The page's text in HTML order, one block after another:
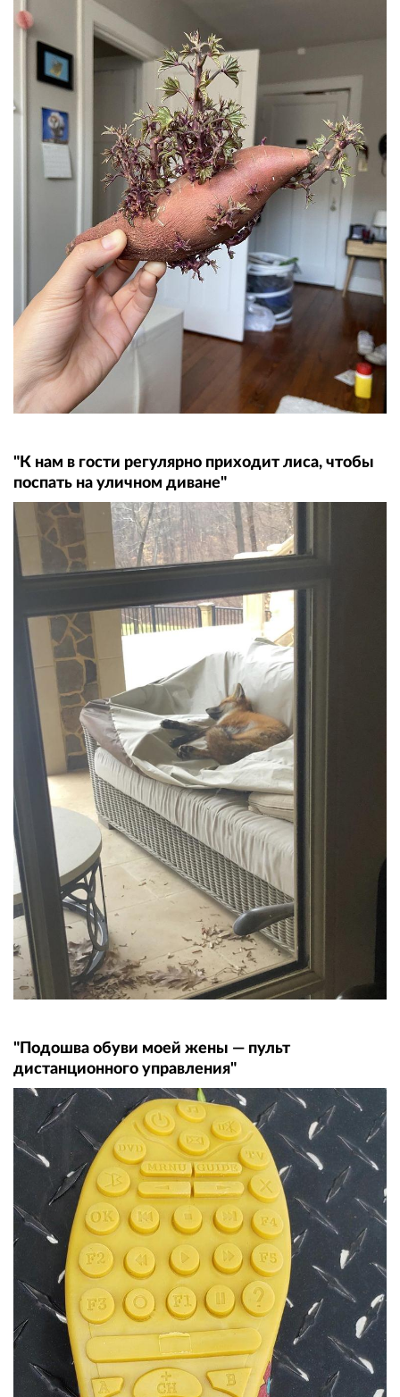
"К нам в гости регулярно приходит лиса, чтобы
поспать на уличном диване"
"Подошва обуви моей жены — пульт
дистанционного управления"